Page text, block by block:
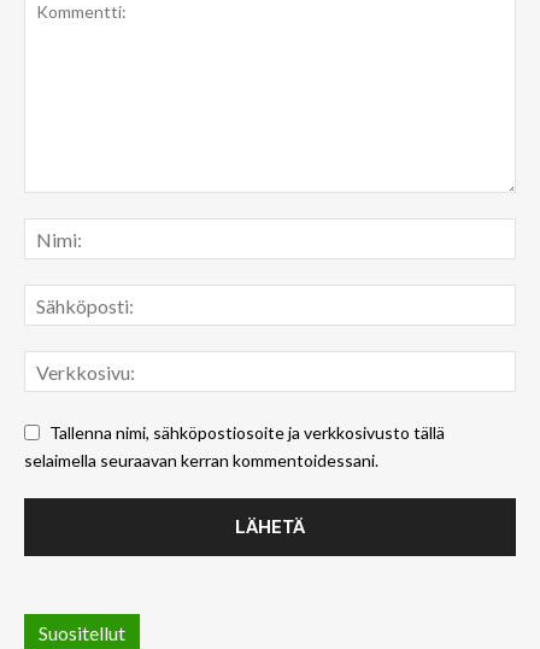
Tallenna nimi, sähköpostiosoite ja verkkosivusto tällä
selaimella seuraavan kerran kommentoidessani.
Suositellut